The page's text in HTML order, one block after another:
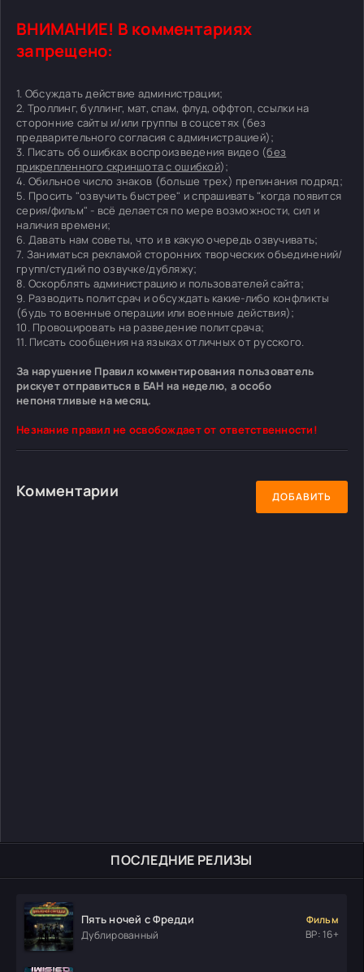
ПОСЛЕДНИЕ РЕЛИЗЫ
Пять ночей с Фредди
Дублированный
Фильм
ВР: 16+
ВНИМАНИЕ! В комментариях
запрещено:
1. Обсуждать действие администрации;
2. Троллинг, буллинг, мат, спам, флуд, оффтоп, ссылки на
сторонние сайты и/или группы в соцсетях (без
предварительного согласия с администрацией);
3. Писать об ошибках воспроизведения видео (без
прикрепленного скриншота с ошибкой);
4. Обильное число знаков (больше трех) препинания подряд;
5. Просить "озвучить быстрее" и спрашивать "когда появится
серия/фильм" - всё делается по мере возможности, сил и
наличия времени;
6. Давать нам советы, что и в какую очередь озвучивать;
7. Заниматься рекламой сторонних творческих объединений/
групп/студий по озвучке/дубляжу;
8. Оскорблять администрацию и пользователей сайта;
9. Разводить политсрач и обсуждать какие-либо конфликты
(будь то военные операции или военные действия);
10. Провоцировать на разведение политсрача;
11. Писать сообщения на языках отличных от русского.
За нарушение Правил комментирования пользователь
рискует отправиться в БАН на неделю, а особо
непонятливые на месяц.
Незнание правил не освобождает от ответственности!
Комментарии ДОБАВИТЬ